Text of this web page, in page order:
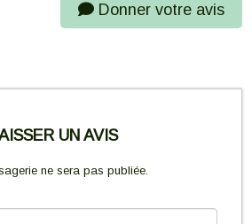
Donner votre avis
UN AVIS
ne sera pas publiée.